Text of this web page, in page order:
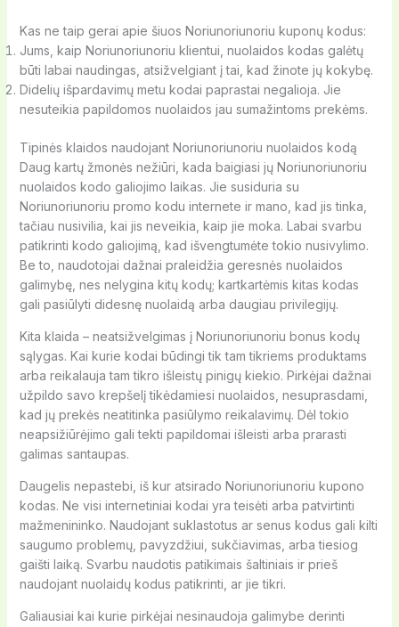
Kas ne taip gerai apie šiuos Noriunoriunoriu kuponų kodus:
Jums, kaip Noriunoriunoriu klientui, nuolaidos kodas galėtų
būti labai naudingas, atsižvelgiant į tai, kad žinote jų kokybę.
Didelių išpardavimų metu kodai paprastai negalioja. Jie
nesuteikia papildomos nuolaidos jau sumažintoms prekėms.
Tipinės klaidos naudojant Noriunoriunoriu nuolaidos kodą
Daug kartų žmonės nežiūri, kada baigiasi jų Noriunoriunoriu
nuolaidos kodo galiojimo laikas. Jie susiduria su
Noriunoriunoriu promo kodu internete ir mano, kad jis tinka,
tačiau nusivilia, kai jis neveikia, kaip jie moka. Labai svarbu
patikrinti kodo galiojimą, kad išvengtumėte tokio nusivylimo.
Be to, naudotojai dažnai praleidžia geresnės nuolaidos
galimybę, nes nelygina kitų kodų; kartkartėmis kitas kodas
gali pasiūlyti didesnę nuolaidą arba daugiau privilegijų.
Kita klaida – neatsižvelgimas į Noriunoriunoriu bonus kodų
sąlygas. Kai kurie kodai būdingi tik tam tikriems produktams
arba reikalauja tam tikro išleistų pinigų kiekio. Pirkėjai dažnai
užpildo savo krepšelį tikėdamiesi nuolaidos, nesuprasdami,
kad jų prekės neatitinka pasiūlymo reikalavimų. Dėl tokio
neapsižiūrėjimo gali tekti papildomai išleisti arba prarasti
galimas santaupas.
Daugelis nepastebi, iš kur atsirado Noriunoriunoriu kupono
kodas. Ne visi internetiniai kodai yra teisėti arba patvirtinti
mažmenininko. Naudojant suklastotus ar senus kodus gali kilti
saugumo problemų, pavyzdžiui, sukčiavimas, arba tiesiog
gaišti laiką. Svarbu naudotis patikimais šaltiniais ir prieš
naudojant nuolaidų kodus patikrinti, ar jie tikri.
Galiausiai kai kurie pirkėjai nesinaudoja galimybe derinti